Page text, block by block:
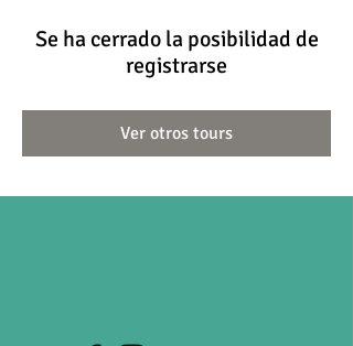
Se ha cerrado la posibilidad de
registrarse
Ver otros tours